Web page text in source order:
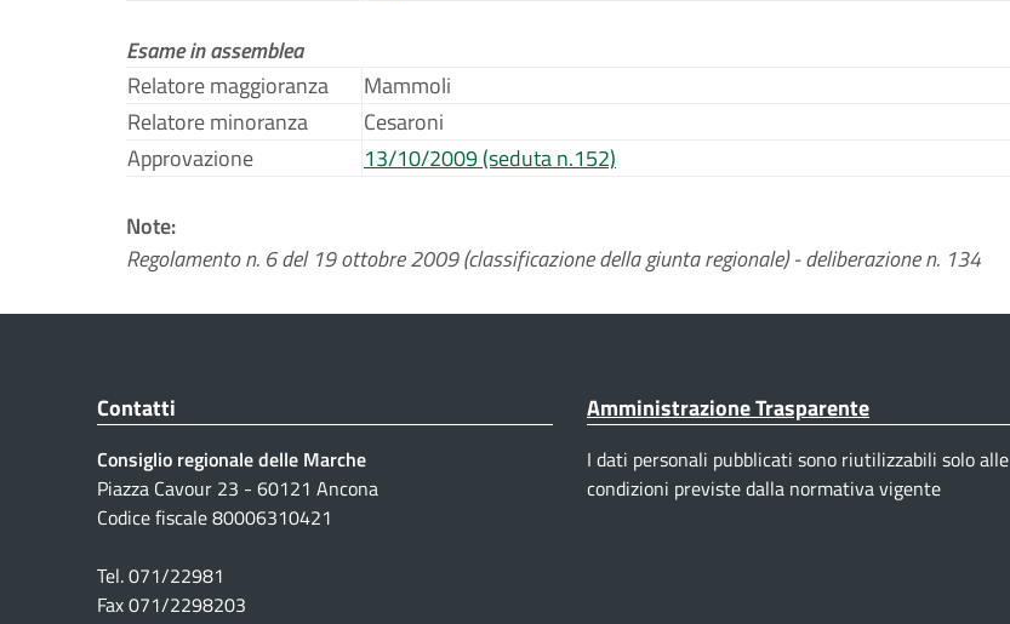
Esame in assemblea
Relatore maggioranza
Mammoli
Relatore minoranza
Cesaroni
Approvazione
13/10/2009 (seduta n.152)
Note:
Regolamento n. 6 del 19 ottobre 2009 (classificazione della giunta regionale) - deliberazione n. 134
Contatti
Consiglio regionale delle Marche
Piazza Cavour 23 - 60121 Ancona
Codice fiscale 80006310421
Tel. 071/22981
Fax 071/2298203
Amministrazione Trasparente
I dati personali pubblicati sono riutilizzabili solo alle
condizioni previste dalla normativa vigente